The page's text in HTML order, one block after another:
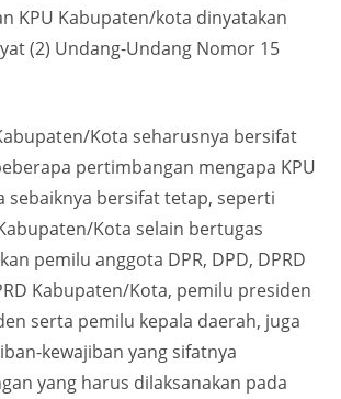
KPU Kabupaten/kota dinyatakan
(2) Undang-Undang Nomor 15
Kota seharusnya bersifat
pertimbangan mengapa KPU
sebaiknya bersifat tetap, seperti
Kota selain bertugas
pemilu anggota DPR, DPD, DPRD
Kabupaten/Kota, pemilu presiden
serta pemilu kepala daerah, juga
kewajiban yang sifatnya
yang harus dilaksanakan pada